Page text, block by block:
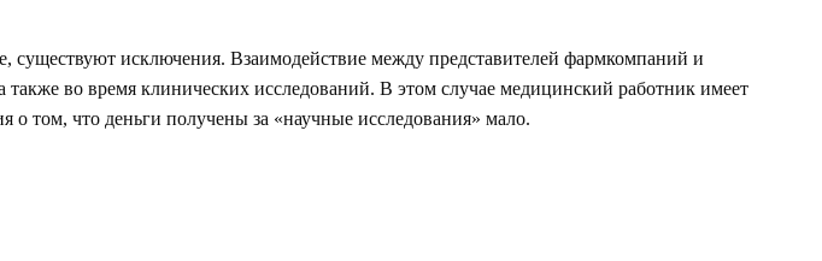
существуют исключения. Взаимодействие между представителей фармкомпаний и
во время клинических исследований. В этом случае медицинский работник имеет
том, что деньги получены за «научные исследования» мало.